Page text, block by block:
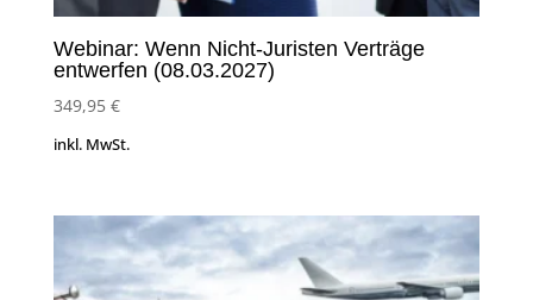
Webinar: Wenn Nicht-Juristen Verträge
entwerfen (08.03.2027)
349,95 €
inkl. MwSt.